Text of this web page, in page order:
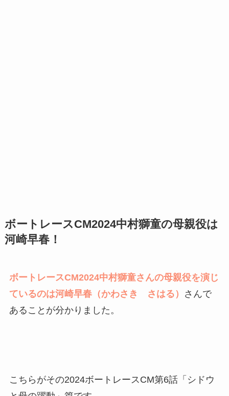
ボートレースCM2024中村獅童の母親役は
河崎早春！
ボートレースCM2024中村獅童さんの母親役を演じ
ているのは河崎早春（かわさき さはる）
さんで
あることが分かりました。
こちらがその2024ボートレースCM第6話「シドウ